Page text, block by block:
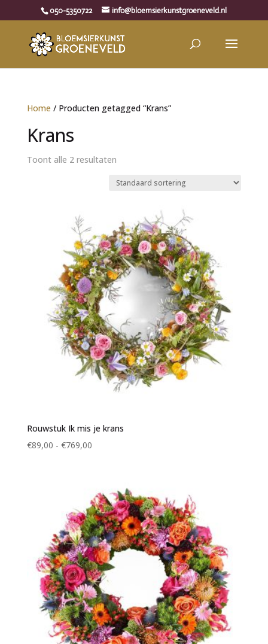
050-5350722 info@bloemsierkunstgroeneveld.nl
Home / Producten getagged “Krans”
Krans
Toont alle 2 resultaten
Rouwstuk Ik mis je krans
€89,00 - €769,00Prijsklasse: